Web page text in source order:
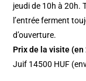
jeudi de 10h à 20h.
l’entrée ferment
d’ouverture.
Prix de la visite
Juif 14500 HUF